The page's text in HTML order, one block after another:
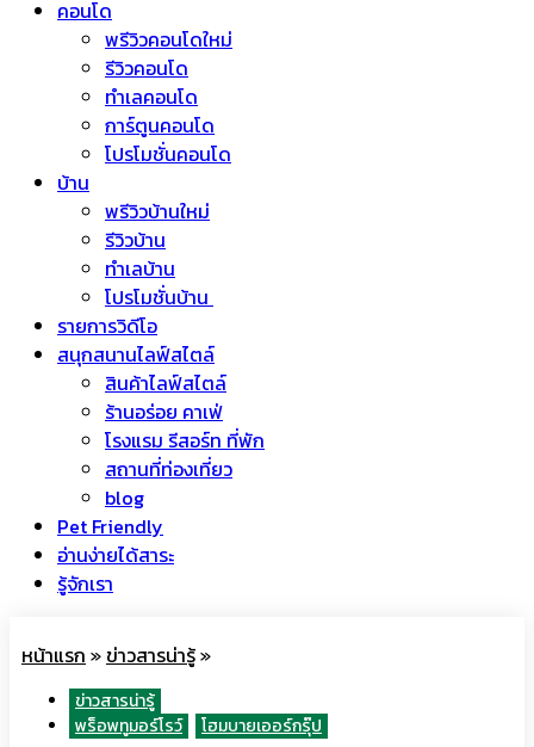
คอนโด
พรีวิวคอนโดใหม่
รีวิวคอนโด
ทำเลคอนโด
การ์ตูนคอนโด
โปรโมชั่นคอนโด
บ้าน
พรีวิวบ้านใหม่
รีวิวบ้าน
ทำเลบ้าน
โปรโมชั่นบ้าน
รายการวิดีโอ
สนุกสนานไลฟ์สไตล์
สินค้าไลฟ์สไตล์
ร้านอร่อย คาเฟ่
โรงแรม รีสอร์ท ที่พัก
สถานที่ท่องเที่ยว
blog
Pet Friendly
อ่านง่ายได้สาระ
รู้จักเรา
หน้าแรก »ข่าวสารน่ารู้»
ข่าวสารน่ารู้
พร็อพทูมอร์โรว์
โฮมบายเออร์กรุ๊ป